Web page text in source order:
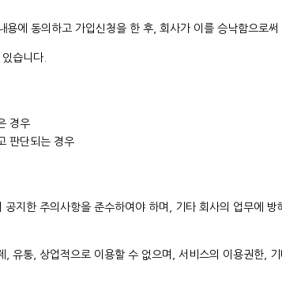
에 동의하고 가입신청을 한 후, 회사가 이를 승낙함으로써
습니다.
경우
판단되는 경우
지한 주의사항을 준수하여야 하며, 기타 회사의 업무에 방
유통, 상업적으로 이용할 수 없으며, 서비스의 이용권한,